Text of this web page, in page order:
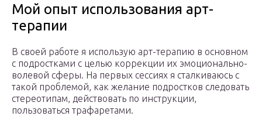
Мой опыт использования арт-
терапии
В своей работе я использую арт-терапию в основном
с подростками с целью коррекции их эмоционально-
волевой сферы. На первых сессиях я сталкиваюсь с
такой проблемой, как желание подростков следовать
стереотипам, действовать по инструкции,
пользоваться трафаретами.